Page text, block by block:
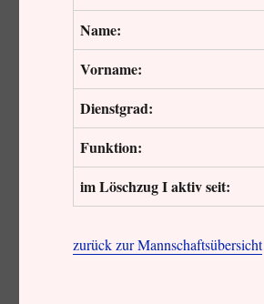
Name:
Vorname:
Dienstgrad:
Funktion:
im Löschzug I aktiv seit:
zurück zur Mannschaftsübersicht